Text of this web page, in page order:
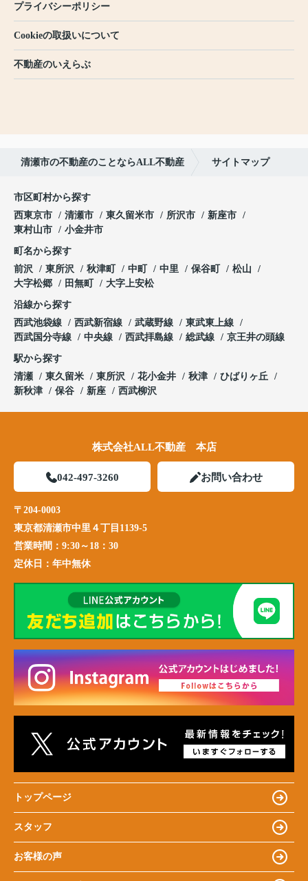
プライバシーポリシー
Cookieの取扱いについて
不動産のいえらぶ
清瀬市の不動産のことならALL不動産 サイトマップ
市区町村から探す
西東京市
清瀬市 東久留米市 所沢市
新座市
東村山市
小金井市
町名から探す
前沢
東所沢 秋津町 中町 中里 保谷町
松山
大字松郷
田無町 大字上安松
沿線から探す
西武池袋線
西武新宿線 武蔵野線
東武東上線
西武国分寺線
中央線 西武拝島線 総武線 京王井の頭線
駅から探す
清瀬
東久留米 東所沢 花小金井 秋津
ひばりヶ丘
新秋津
保谷 新座 西武柳沢
株式会社ALL不動産 本店
042-497-3260 お問い合わせ
〒204-0003
東京都清瀬市中里４丁目1139-5
営業時間： 9:30～18：30
定休日： 年中無休
トップページ
スタッフ
お客様の声